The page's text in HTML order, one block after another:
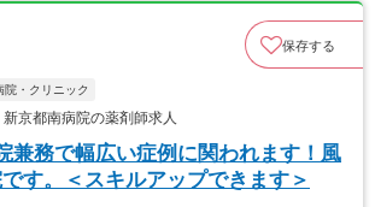
保存する
院・クリニック
京都南病院の薬剤師求人
兼務で幅広い症例に関われます！風
す。＜スキルアップできます＞